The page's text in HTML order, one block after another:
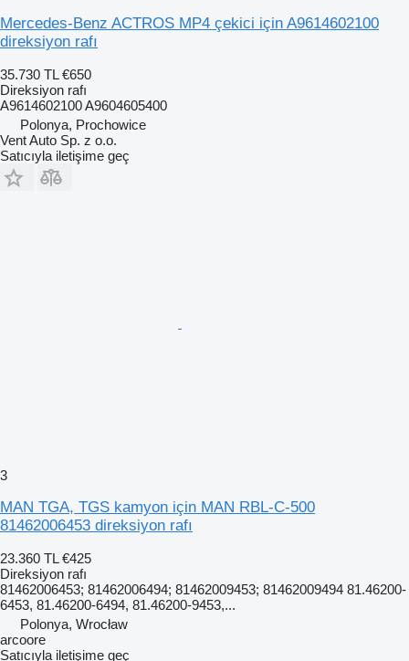
Mercedes-Benz ACTROS MP4 çekici için A9614602100
direksiyon rafı
35.730 TL €650
Direksiyon rafı
A9614602100 A9604605400
Polonya, Prochowice
Vent Auto Sp. z o.o.
Satıcıyla iletişime geç
3
MAN TGA, TGS kamyon için MAN RBL-C-500
81462006453 direksiyon rafı
23.360 TL €425
Direksiyon rafı
81462006453; 81462006494; 81462009453; 81462009494 81.46200-
6453, 81.46200-6494, 81.46200-9453,...
Polonya, Wrocław
arcoore
Satıcıyla iletişime geç